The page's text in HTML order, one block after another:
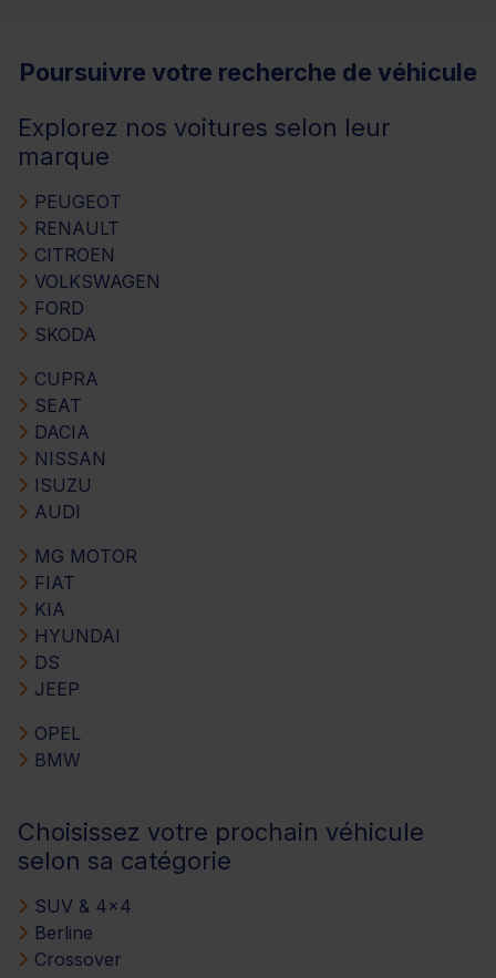
Poursuivre votre recherche de véhicule
Explorez nos voitures selon leur
marque
PEUGEOT
RENAULT
CITROEN
VOLKSWAGEN
FORD
SKODA
CUPRA
SEAT
DACIA
NISSAN
ISUZU
AUDI
MG MOTOR
FIAT
KIA
HYUNDAI
DS
JEEP
OPEL
BMW
Choisissez votre prochain véhicule
selon sa catégorie
SUV & 4x4
Berline
Crossover